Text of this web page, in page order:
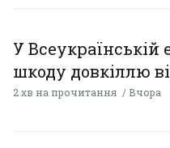
У Всеукраїнській
шкоду довкіллю
2 хв на прочитання Вчора